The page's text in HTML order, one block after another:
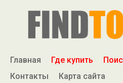
Главная Где купить
Контакты
Карта сайта